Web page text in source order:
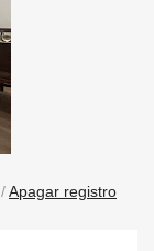
/Apagar registro